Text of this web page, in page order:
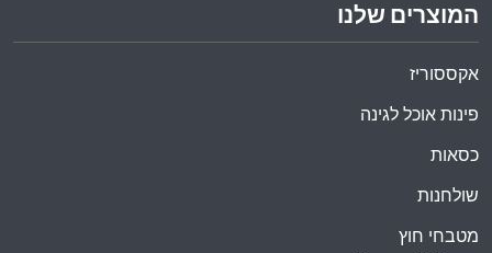
המוצרים שלנו
אקססוריז
פינות אוכל לגינה
כסאות
שולחנות
מטבחי חוץ